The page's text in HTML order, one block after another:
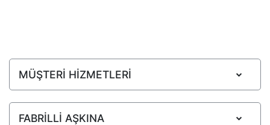
MÜŞTERİ HİZMETLERİ
FABRİLLİ AŞKINA